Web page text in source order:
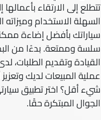
تتطلع إلى الارتقاء
السهلة الاستخدام
سياراتك بأفضل إضاءة
سلسة وممتعة. بدءًا من
القيادة وتقديم الطلبات،
عملية المبيعات لديك
شيء أقل؟ اختر تطبيق
الجوال المبتكرة حقًا.